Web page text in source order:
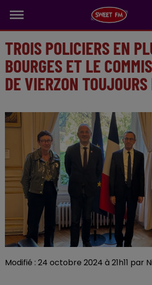
TROIS POLICIERS EN
BOURGES ET LE
DE VIERZON
Modifié : 24 octobre 2024 à 21h11 par